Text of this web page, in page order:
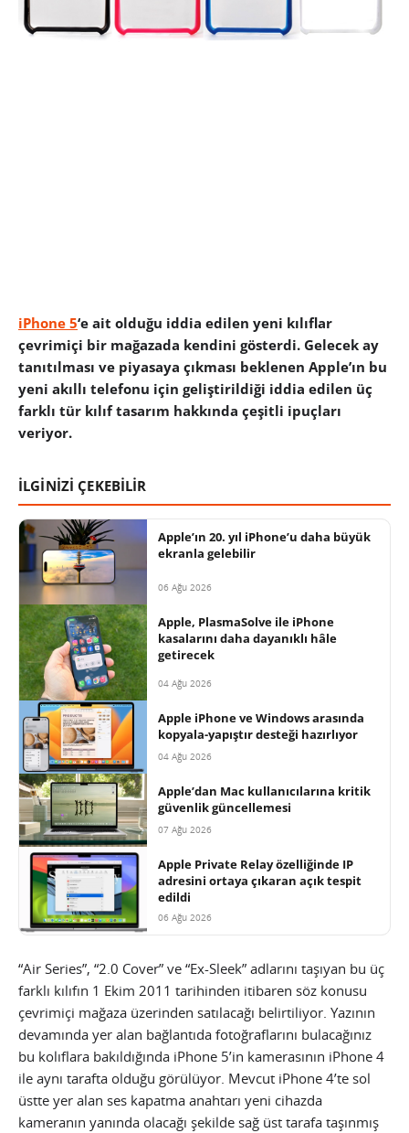
iPhone 5‘e ait olduğu iddia edilen yeni kılıflar
çevrimiçi bir mağazada kendini gösterdi. Gelecek ay
tanıtılması ve piyasaya çıkması beklenen Apple’ın bu
yeni akıllı telefonu için geliştirildiği iddia edilen üç
farklı tür kılıf tasarım hakkında çeşitli ipuçları
veriyor.
İLGİNİZİ ÇEKEBİLİR
Apple’ın 20. yıl iPhone’u daha büyük
ekranla gelebilir
06 Ağu 2026
Apple, PlasmaSolve ile iPhone
kasalarını daha dayanıklı hâle
getirecek
04 Ağu 2026
Apple iPhone ve Windows arasında
kopyala-yapıştır desteği hazırlıyor
04 Ağu 2026
Apple’dan Mac kullanıcılarına kritik
güvenlik güncellemesi
07 Ağu 2026
Apple Private Relay özelliğinde IP
adresini ortaya çıkaran açık tespit
edildi
06 Ağu 2026
“Air Series”, “2.0 Cover” ve “Ex-Sleek” adlarını taşıyan bu üç
farklı kılıfın 1 Ekim 2011 tarihinden itibaren söz konusu
çevrimiçi mağaza üzerinden satılacağı belirtiliyor. Yazının
devamında yer alan bağlantıda fotoğraflarını bulacağınız
bu kolıflara bakıldığında iPhone 5’in kamerasının iPhone 4
ile aynı tarafta olduğu görülüyor. Mevcut iPhone 4’te sol
üstte yer alan ses kapatma anahtarı yeni cihazda
kameranın yanında olacağı şekilde sağ üst tarafa taşınmış